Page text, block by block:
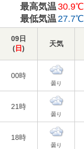
最高気温30.9℃
最低気温 27.7℃
09日
(日)
天気
00時
曇り
21時
曇り
18時
曇り